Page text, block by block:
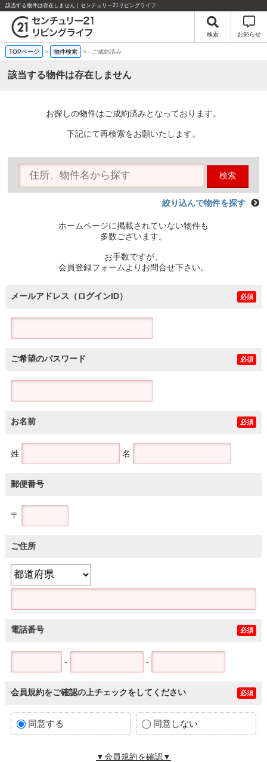
該当する物件は存在しません｜センチュリー21リビングライフ
検索 お知らせ
TOPページ > 物件検索 >- ご成約済み
該当する物件は存在しません
お探しの物件はご成約済みとなっております。
下記にて再検索をお願いたします。
検索
絞り込んで物件を探す
ホームページに掲載されていない物件も
多数ございます。
お手数ですが、
会員登録フォームよりお問合せ下さい。
メールアドレス（ログインID） 必須
ご希望のパスワード 必須
お名前 必須
姓 名
郵便番号
〒
ご住所
電話番号 必須
- -
会員規約をご確認の上チェックをしてください 必須
同意する 同意しない
▼会員規約を確認▼